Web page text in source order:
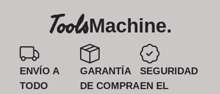
ToolsMachine.
ENVÍO A
TODO
GARANTÍA
DE COMPRA
SEGURIDAD
EN EL